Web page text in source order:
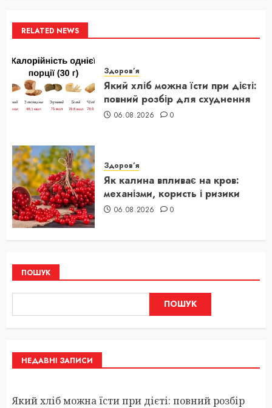
RELATED NEWS
Здоров’я
Який хліб можна їсти при дієті:
повний розбір для схуднення
06.08.2026 0
Здоров’я
Як калина впливає на кров:
механізми, користь і ризики
06.08.2026 0
ПОШУК
ПОШУК
НЕДАВНІ ЗАПИСИ
Який хліб можна їсти при дієті: повний розбір